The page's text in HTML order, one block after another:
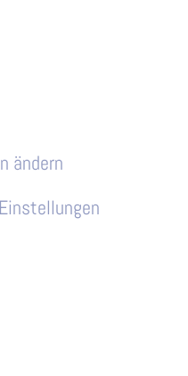
ändern